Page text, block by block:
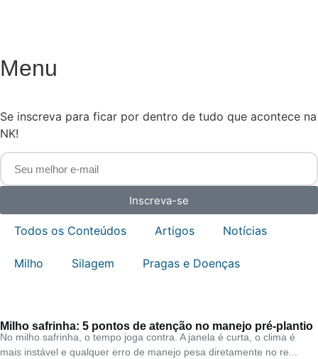
Menu
Se inscreva para ficar por dentro de tudo que acontece na
NK!
Inscreva-se
Todos os Conteúdos Artigos Notícias
Milho Silagem Pragas e Doenças
Milho safrinha: 5 pontos de atenção no manejo pré-plantio
No milho safrinha, o tempo joga contra. A janela é curta, o clima é
mais instável e qualquer erro de manejo pesa diretamente no re...